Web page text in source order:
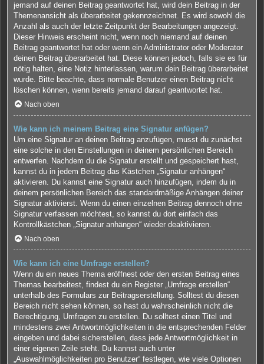
jemand auf deinen Beitrag geantwortet hat, wird dein Beitrag in der
Themenansicht als überarbeitet gekennzeichnet. Es wird sowohl die
Anzahl als auch der letzte Zeitpunkt der Bearbeitungen angezeigt.
Dieser Hinweis erscheint nicht, wenn noch niemand auf deinen
Beitrag geantwortet hat oder wenn ein Administrator oder Moderator
deinen Beitrag überarbeitet hat. Diese können jedoch, falls sie es für
nötig halten, eine Notiz hinterlassen, warum dein Beitrag überarbeitet
wurde. Bitte beachte, dass normale Benutzer einen Beitrag nicht
löschen können, wenn bereits jemand darauf geantwortet hat.
Nach oben
Wie kann ich meinem Beitrag eine Signatur anfügen?
Um eine Signatur an deinen Beitrag anzufügen, musst du zunächst
eine solche in den Einstellungen in deinem persönlichen Bereich
entwerfen. Nachdem du die Signatur erstellt und gespeichert hast,
kannst du in jedem Beitrag das Kästchen „Signatur anhängen“
aktivieren. Du kannst eine Signatur auch hinzufügen, indem du in
deinem persönlichen Bereich das standardmäßige Anhängen deiner
Signatur aktivierst. Wenn du einen einzelnen Beitrag dennoch ohne
Signatur verfassen möchtest, so kannst du dort einfach das
Kontrollkästchen „Signatur anhängen“ wieder deaktivieren.
Nach oben
Wie kann ich eine Umfrage erstellen?
Wenn du ein neues Thema eröffnest oder den ersten Beitrag eines
Themas bearbeitest, findest du ein Register „Umfrage erstellen“
unterhalb des Formulars zur Beitragserstellung. Solltest du diesen
Bereich nicht sehen können, so hast du wahrscheinlich nicht die
Berechtigung, Umfragen zu erstellen. Du solltest einen Titel und
mindestens zwei Antwortmöglichkeiten in die entsprechenden Felder
eingeben und dabei sicherstellen, dass jede Antwortmöglichkeit in
einer eigenen Zeile steht. Du kannst auch unter
„Auswahlmöglichkeiten pro Benutzer“ festlegen, wie viele Optionen